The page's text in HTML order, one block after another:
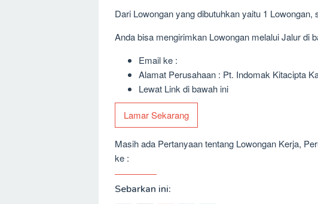
Dari Lowongan yang dibutuhkan yaitu 1
Anda bisa mengirimkan Lowongan melalui Jalur di
Email ke :
Alamat Perusahaan : Pt. Indomak Kitacipta
Lewat Link di bawah ini
Lamar Sekarang
Masih ada Pertanyaan tentang Lowongan Kerja,
ke :
Sebarkan ini: